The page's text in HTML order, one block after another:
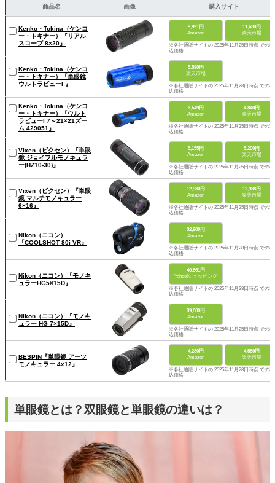
商品名 画像 購入サイト
Kenko・Tokina（ケンコ
ー・トキナー）『リアル
スコープ 8×20』
9,991円
Amazon
11,630円
楽天市場
※各社通販サイトの 2025年11月25日時点 での税
込価格
Kenko・Tokina（ケンコ
ー・トキナー）『単眼鏡
ウルトラビューI 』
5,590円
楽天市場
※各社通販サイトの 2025年11月28日時点 での税
込価格
Kenko・Tokina（ケンコ
ー・トキナー）『ウルト
ラビューI 7～21×21ズー
ム 429051』
3,549円
Amazon
4,840円
楽天市場
※各社通販サイトの 2025年11月25日時点 での税
込価格
Vixen（ビクセン）『単眼
鏡 ジョイフルモノキュラ
ー(HZ10-30)』
5,155円
Amazon
5,200円
楽天市場
※各社通販サイトの 2025年11月25日時点 での税
込価格
Vixen（ビクセン）『単眼
鏡 マルチモノキュラー
6×16』
12,980円
Amazon
12,988円
楽天市場
※各社通販サイトの 2025年11月25日時点 での税
込価格
Nikon（ニコン）
『COOLSHOT 80i VR』
32,980円
Amazon
※各社通販サイトの 2025年11月28日時点 での税
込価格
Nikon（ニコン）『モノキ
ュラーHG5×15D』
40,861円
Yahoo!ショッピング
※各社通販サイトの 2025年11月28日時点 での税
込価格
Nikon（ニコン）『モノキ
ュラー HG 7×15D』
39,800円
Amazon
※各社通販サイトの 2025年11月25日時点 での税
込価格
BESPIN『単眼鏡 アーツ
モノキュラー 4x12』
4,280円
Amazon
4,580円
楽天市場
※各社通販サイトの 2025年11月28日時点 での税
込価格
単眼鏡とは？双眼鏡と単眼鏡の違いは？